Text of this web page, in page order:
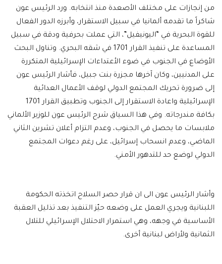
من إنجازات على مختلف الأصعدة منذ انتخابه. ورد الرئيس عون
شاكراً ما تقدمه ألمانيا في سبيل الاستقرار، وأبرزه الدور الفعال
للقوة البحرية في “اليونيفيل”، التي عملت بحرفية ودقة في سبيل
المساعدة على تنفيذ القرار 1701 في شقه البحري. وتناول البحث
الأوضاع في الجنوب في ضوء الأعتداءات الإسرائيلية المتكررة
على المدنيين، وكان آخرها مجزرة بنت جبيل، فأشار الرئيس عون
إلى ضرورة تحريك المجتمع الدولي لوقف الأعمال العدائية
الإسرائيلية واعادة الاستقرار إلى الجنوب وتطبيق القرار 1701
بكافة مندرجاته. وفي هذا السياق شرح الرئيس عون للوزير الألماني
ملابسات ما يحصل في الجنوب، وعدم التزام أعلان تشرين الثاني
الماضي، وعدم انسحاب إسرائيل، على رغم دعوات المجتمع
الدولي لوضع حد للتدهور الأمني.
وأشار الرئيس عون الى ان قرار حصر السلاح اتخذته الحكومة
اللبنانية ويجري العمل على وضعه حيّز التنفيذ بعد تذليل العقبة
الأساسية في وجهه، وهي استمرار الاحتلال الإسرائيلي للتلال
الثمانية ولأراض لبنانية أخرى.